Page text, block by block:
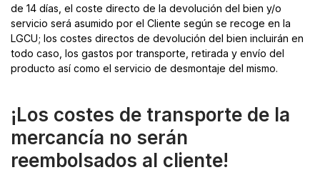
de 14 días, el coste directo de la devolución del bien y/o
servicio será asumido por el Cliente según se recoge en la
LGCU; los costes directos de devolución del bien incluirán en
todo caso, los gastos por transporte, retirada y envío del
producto así como el servicio de desmontaje del mismo.
¡Los costes de transporte de la
mercancía no serán
reembolsados ​​al cliente!